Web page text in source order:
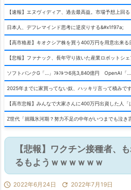
【速報】エヌヴィディア、過去最高益。市場予想上回
日本人、デフレマインド思考に逆戻りする&#x1f97a;
ソフトバンクG「…」ﾌﾙﾌﾙつ6兆3,840億円 OpenAI「…
Z世代「就職氷河期？努力不足の中年がいつまでも泣き
【悲報】ワクチン接種者、
るもようｗｗｗｗｗｗ
 2022年6月24日  2022年7月19日